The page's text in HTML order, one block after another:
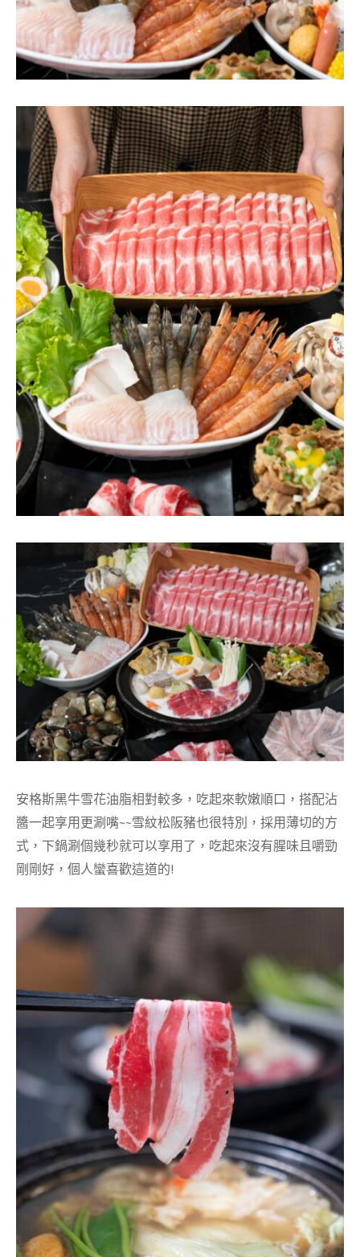
安格斯黑牛雪花油脂相對較多，吃起來軟嫩順口，搭配沾
醬一起享用更涮嘴~~雪紋松阪豬也很特別，採用薄切的方
式，下鍋涮個幾秒就可以享用了，吃起來沒有腥味且嚼勁
剛剛好，個人蠻喜歡這道的!